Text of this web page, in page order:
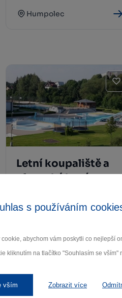
s používáním
abychom vám poskytli co nejlepší
kliknutím na tlačítko "Souhlasím se
vším Zobrazit více
Humpolec
Letní koupaliště a
plavecký bazén
Havlíčkův Brod